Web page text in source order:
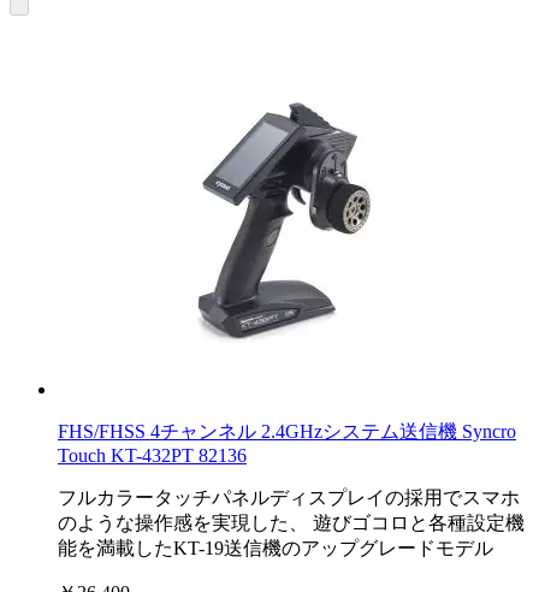
FHS/FHSS 4チャンネル 2.4GHzシステム送信機 Syncro
Touch KT-432PT 82136
フルカラータッチパネルディスプレイの採用でスマホ
のような操作感を実現した、 遊びゴコロと各種設定機
能を満載したKT-19送信機のアップグレードモデル